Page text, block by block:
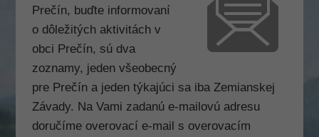
Prečín, buďte informovaní
o dôležitých aktivitách v
obci Prečín, sú dva
zoznamy, jeden všeobecný
pre Prečín a jeden týkajúci sa iba Zemianskej
Závady. Na Vami zadanú e-mailovú adresu
doručíme overovací e-mail s overovacím